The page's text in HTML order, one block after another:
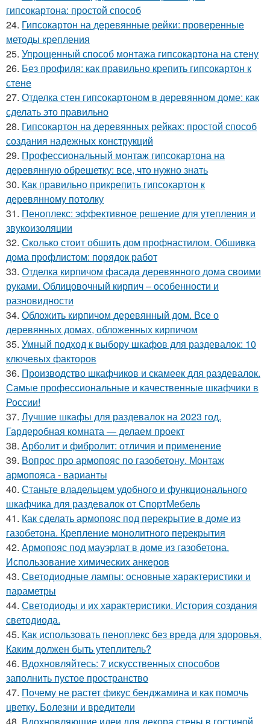
гипсокартона: простой способ
24. Гипсокартон на деревянные рейки: проверенные
методы крепления
25. Упрощенный способ монтажа гипсокартона на стену
26. Без профиля: как правильно крепить гипсокартон к
стене
27. Отделка стен гипсокартоном в деревянном доме: как
сделать это правильно
28. Гипсокартон на деревянных рейках: простой способ
создания надежных конструкций
29. Профессиональный монтаж гипсокартона на
деревянную обрешетку: все, что нужно знать
30. Как правильно прикрепить гипсокартон к
деревянному потолку
31. Пеноплекс: эффективное решение для утепления и
звукоизоляции
32. Сколько стоит обшить дом профнастилом. Обшивка
дома профлистом: порядок работ
33. Отделка кирпичом фасада деревянного дома своими
руками. Облицовочный кирпич – особенности и
разновидности
34. Обложить кирпичом деревянный дом. Все о
деревянных домах, обложенных кирпичом
35. Умный подход к выбору шкафов для раздевалок: 10
ключевых факторов
36. Производство шкафчиков и скамеек для раздевалок.
Самые профессиональные и качественные шкафчики в
России!
37. Лучшие шкафы для раздевалок на 2023 год.
Гардеробная комната — делаем проект
38. Арболит и фибролит: отличия и применение
39. Вопрос про армопояс по газобетону. Монтаж
армопояса - варианты
40. Станьте владельцем удобного и функционального
шкафчика для раздевалок от СпортМебель
41. Как сделать армопояс под перекрытие в доме из
газобетона. Крепление монолитного перекрытия
42. Армопояс под мауэрлат в доме из газобетона.
Использование химических анкеров
43. Светодиодные лампы: основные характеристики и
параметры
44. Светодиоды и их характеристики. История создания
светодиода.
45. Как использовать пеноплекс без вреда для здоровья.
Каким должен быть утеплитель?
46. Вдохновляйтесь: 7 искусственных способов
заполнить пустое пространство
47. Почему не растет фикус бенджамина и как помочь
цветку. Болезни и вредители